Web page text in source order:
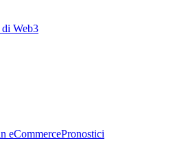
di Web3
eCommercePronostici